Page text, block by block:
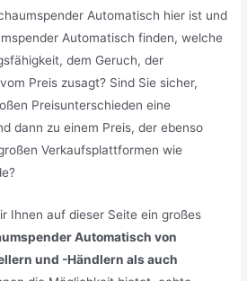
Automatisch hier ist und
Automatisch finden, welche
dem Geruch, der
Preis zusagt? Sind Sie sicher,
Preisunterschieden eine
dann zu einem Preis, der ebenso
Verkaufsplattformen wie
Ihnen auf dieser Seite ein großes
Automatisch von
und -Händlern als auch